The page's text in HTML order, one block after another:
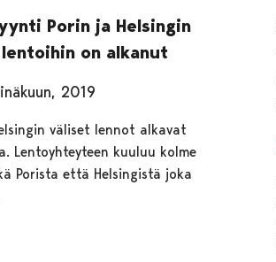
Porin ja Helsingin
on alkanut
2019
väliset lennot alkavat
Lentoyhteyteen kuuluu kolme
Porista että Helsingistä joka